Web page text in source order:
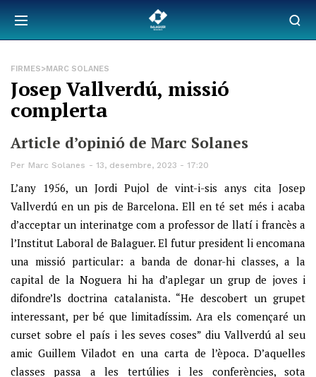
FIRMES>MARC SOLANES
Josep Vallverdú, missió
complerta
Article d’opinió de Marc Solanes
Per Marc Solanes 13, desembre, 2023 - 17:20
L’any 1956, un Jordi Pujol de vint-i-sis anys cita Josep
Vallverdú en un pis de Barcelona. Ell en té set més i acaba
d’acceptar un interinatge com a professor de llatí i francès a
l’Institut Laboral de Balaguer. El futur president li encomana
una missió particular: a banda de donar-hi classes, a la
capital de la Noguera hi ha d’aplegar un grup de joves i
difondre’ls doctrina catalanista. “He descobert un grupet
interessant, per bé que limitadíssim. Ara els començaré un
curset sobre el país i les seves coses” diu Vallverdú al seu
amic Guillem Viladot en una carta de l’època. D’aquelles
classes passa a les tertúlies i les conferències, sota